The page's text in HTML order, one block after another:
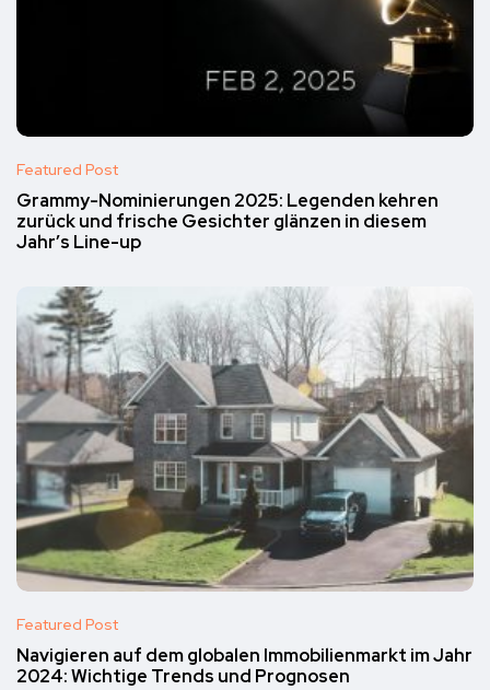
Featured Post
Grammy-Nominierungen 2025: Legenden kehren
zurück und frische Gesichter glänzen in diesem
Jahr’s Line-up
Featured Post
Navigieren auf dem globalen Immobilienmarkt im Jahr
2024: Wichtige Trends und Prognosen